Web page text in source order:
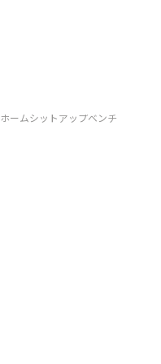
ホームシットアップベンチ